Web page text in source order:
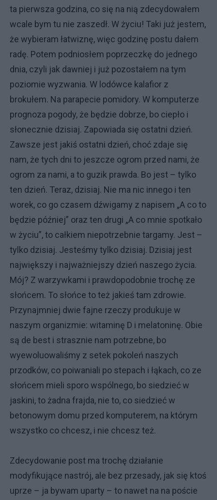
ta pierwsza godzina, co się na nią zdecydowałem
wcale bym tu nie zaszedł. W życiu! Taki już jestem,
że wybieram łatwiznę, więc godzinę postu dałem
radę. Potem podniosłem poprzeczkę do jednego
dnia, czyli jak dawniej i już pozostałem na tym
poziomie wyzwania. W lodówce kalafior z
brokułem. Na parapecie pomidory. W komputerze
prognoza pogody, że będzie dobrze, bo ciepło i
słonecznie dzisiaj. Zapowiada się ostatni dzień.
Zawsze jest jakiś ostatni dzień, choć zdaje się
nam, że tych dni to jeszcze ogrom przed nami, że
ogrom za nami, a to guzik prawda. Bo jest – tylko
ten dzień. Teraz, dzisiaj. Nie ma nic innego i ten
worek, co go czasem dźwigamy z napisem „A co to
będzie później” oraz ten drugi „A co mnie spotkało
w życiu”, to całkiem niepotrzebnie targamy. Jest –
tylko dzisiaj. Jesteśmy tylko dzisiaj. Dzisiaj jest
największy i najważniejszy dzień naszego życia.
Mój? Z warzywkami i prawdopodobnie trochę ze
słońcem. To słońce to też jakieś tam zdrowie.
Przynajmniej dwie fajne rzeczy produkuje w
naszym organizmie: witaminę D i melatoninę. Obie
są de best i strasznie nam potrzebne, bo
wyewoluowaliśmy z setek pokoleń naszych
przodków, co poiwaniali po stepach i łąkach, co ze
słońcem mieli sporo wspólnego, bo siedzieć w
jaskini, to żadna frajda, nie to, co siedzieć w
betonowym domu przed komputerem, na którym
wszystko co chcesz, i nie chcesz też.
Zdecydowanie post ma trochę działanie
modyfikujące nastrój, ale bez przesady, jak się ktoś
uprze – ja bywam uparty – to nawet na na poście